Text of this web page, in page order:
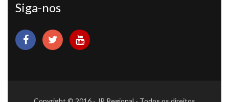
Siga-nos